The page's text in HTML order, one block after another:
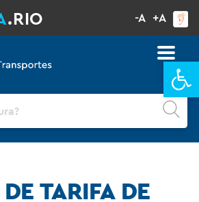
.RIO -A +A
TARIFA DE